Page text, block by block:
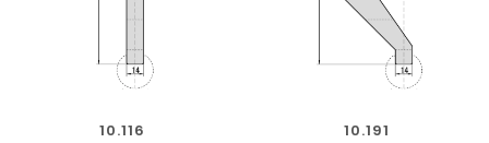
10.116 10.191